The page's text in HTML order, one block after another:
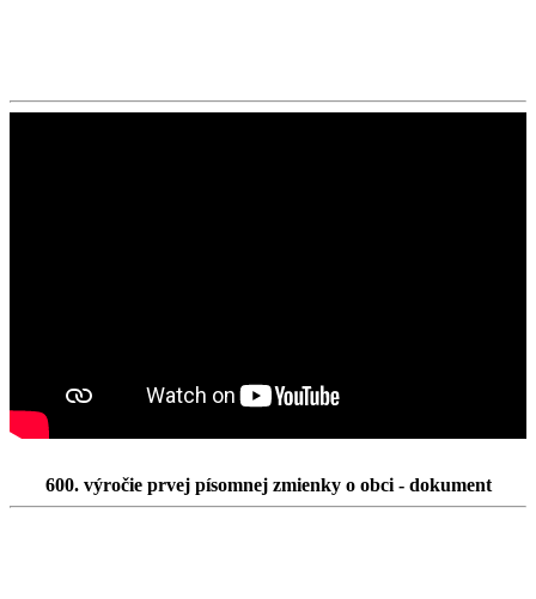
600. výročie prvej písomnej zmienky o obci - dokument